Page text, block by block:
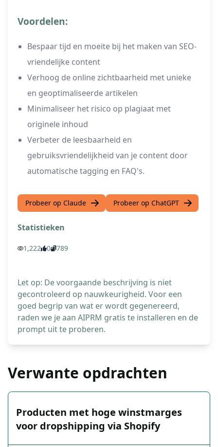
Voordelen:
Bespaar tijd en moeite bij het maken van SEO-
vriendelijke content
Verhoog de online zichtbaarheid met unieke
en geoptimaliseerde artikelen
Minimaliseer het risico op plagiaat met
originele inhoud
Verbeter de leesbaarheid en
gebruiksvriendelijkheid van je content door
automatische tagging en FAQ's.
Probeer op Claude Probeer op ChatGPT
Statistieken
1,222 0 789
Let op: De voorgaande beschrijving is niet
gecontroleerd op nauwkeurigheid. Voor een
goed begrip van wat er wordt gegenereerd,
raden we je aan AIPRM gratis te installeren en de
prompt uit te proberen.
Verwante opdrachten
Producten met hoge winstmarges
voor dropshipping via Shopify